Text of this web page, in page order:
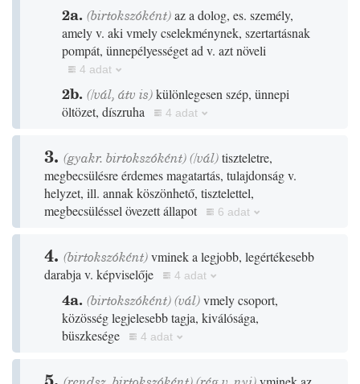
2a. (birtokszóként)az a dolog, es. személy,
amely v. aki vmely cselekménynek, szertartásnak
pompát, ünnepélyességet ad v. azt növeli
4 adat
2b. (/vál, átv is)különlegesen szép, ünnepi
öltözet, díszruha
4 adat
3. (gyakr. birtokszóként)(/vál)tiszteletre,
megbecsülésre érdemes magatartás, tulajdonság v.
helyzet, ill. annak köszönhető, tisztelettel,
megbecsüléssel övezett állapot
6 adat
4. (birtokszóként)vminek a legjobb, legértékesebb
darabja v. képviselője
4 adat
4a. (birtokszóként)(vál)vmely csoport,
közösség legjelesebb tagja, kiválósága,
büszkesége
4 adat